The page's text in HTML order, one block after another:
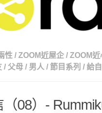
性 / ZOOM近屋企 / ZOOM近
/ 父母 / 男人 / 節目系列 / 給
08）-